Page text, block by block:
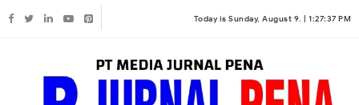
Today is Sunday, August 9. | 1:27:37 PM